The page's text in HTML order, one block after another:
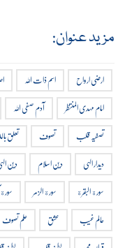
مزید عنوان:
ارضی ارواح اسم ذات اللہ
امام مہدی المنتظر
آدم صفی اللہ
تصفیہ قلب
تصوف تعلق
دیدار الہی
دین اسلام دین
سورة البقرة
سورة الزمر
عالم غیب
عشق علم تصوف